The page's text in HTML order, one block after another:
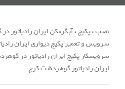
نصب ، پکیج ، آبگرمکن ایران
سرویس و تعمیر پکیج دیواری ایران
سرویسکار پکیج ایران رادیاتور در
ایران رادیاتور گوهردشت کرج